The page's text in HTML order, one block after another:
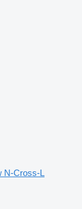
N-Cross-L